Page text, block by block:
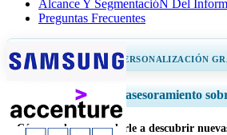
Alcance Y SegmentacióN Del
Preguntas Frecuentes
OBTENGA UN 20% DE PERSONALIZACIÓN
Ampliar la cobertura regional y por país,
de empresas, Benchmarking competitivo, e
final.
Servicios de asesoramiento
¿Cómo podemos ayudarle a descubrir